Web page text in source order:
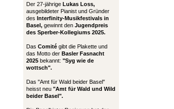
Der 27-jährige Lukas Loss,
ausgebildeter Pianist und Gründer
des Interfinity-Musikfestivals in
Basel, gewinnt den Jugendpreis
des Sperber-Kollegiums 2025.
Das Comité gibt die Plakette und
das Motto der Basler Fasnacht
2025 bekannt: "Syg wie de
wottsch".
Das "Amt für Wald beider Basel"
heisst neu "Amt für Wald und Wild
beider Basel".